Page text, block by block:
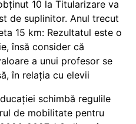
10 la Titularizare va
de suplinitor. Anul trecut
15 km: Rezultatul este o
însă consider că
a unui profesor se
în relația cu elevii
schimbă regulile
de mobilitate pentru